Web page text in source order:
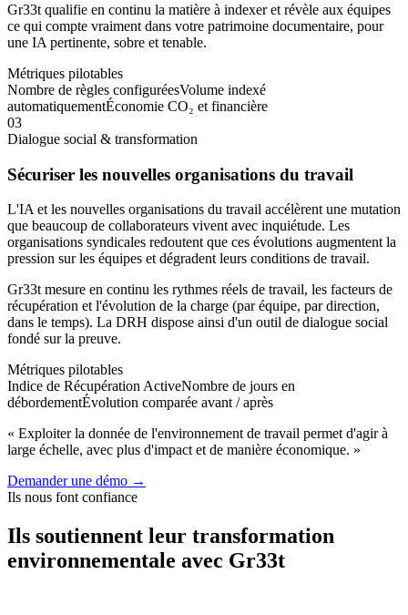
Gr33t qualifie en continu la matière à indexer et révèle aux équipes
ce qui compte vraiment dans votre patrimoine documentaire, pour
une IA pertinente, sobre et tenable.
Métriques pilotables
Nombre de règles configuréesVolume indexé
automatiquementÉconomie CO₂ et financière
03
Dialogue social & transformation
Sécuriser les nouvelles organisations du travail
L'IA et les nouvelles organisations du travail accélèrent une mutation
que beaucoup de collaborateurs vivent avec inquiétude. Les
organisations syndicales redoutent que ces évolutions augmentent la
pression sur les équipes et dégradent leurs conditions de travail.
Gr33t mesure en continu les rythmes réels de travail, les facteurs de
récupération et l'évolution de la charge (par équipe, par direction,
dans le temps). La DRH dispose ainsi d'un outil de dialogue social
fondé sur la preuve.
Métriques pilotables
Indice de Récupération ActiveNombre de jours en
débordementÉvolution comparée avant / après
« Exploiter la donnée de l'environnement de travail permet d'agir à
large échelle, avec plus d'impact et de manière économique. »
Demander une démo →
Ils nous font confiance
Ils soutiennent leur transformation
environnementale avec Gr33t